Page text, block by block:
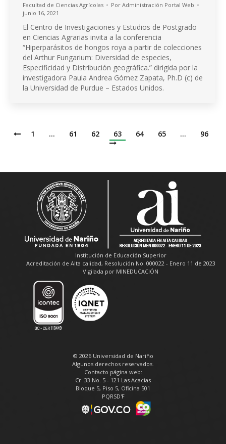
Facultad de Ciencias Agrícolas Por Administración Portal Web
junio 16, 2021
El Centro de Investigaciones y Estudios de Postgrado
en Ciencias Agrarias invita a la conferencia
“Hiperparásitos de hongos roya a partir de colecciones
del Arthur Fungarium: Diversidad de especies,
Especificidad y Distribución geográfica.” dirigida por la
investigadora Paula Andrea Gómez Zapata, Ph.D (c) de
la Universidad de Purdue – Estados Unidos.
1 … 61 62 63 64 65 … 96
Institución de Educación Superior
Acreditación de Alta calidad, Resolución No. 000022 - Enero 11 de 2023
Vigilada por MINEDUCACIÓN
© 2026 Universidad de Nariño
Algunos derechos reservados.
Contacto página web:
Cr. 33 No. 5 - 121 Las Acacias
Bloque 5, Piso 5, Oficina 501
PQRSD'F